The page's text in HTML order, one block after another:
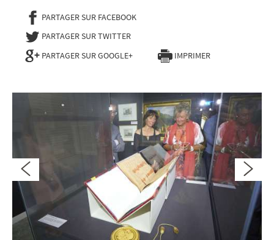
PARTAGER SUR FACEBOOK- NOUVELLE FENÊTRE
PARTAGER SUR TWITTER- NOUVELLE FENÊTRE
PARTAGER SUR GOOGLE+
IMPRIMER